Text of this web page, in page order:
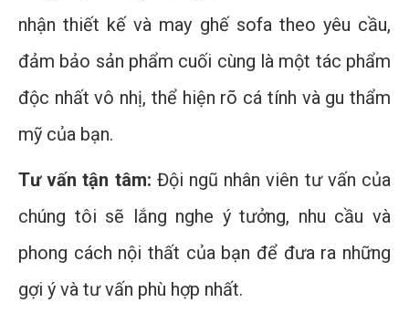
nhận thiết kế và may ghế sofa theo yêu cầu,
đảm bảo sản phẩm cuối cùng là một tác phẩm
độc nhất vô nhị, thể hiện rõ cá tính và gu thẩm
mỹ của bạn.
Tư vấn tận tâm: Đội ngũ nhân viên tư vấn của
chúng tôi sẽ lắng nghe ý tưởng, nhu cầu và
phong cách nội thất của bạn để đưa ra những
gợi ý và tư vấn phù hợp nhất.